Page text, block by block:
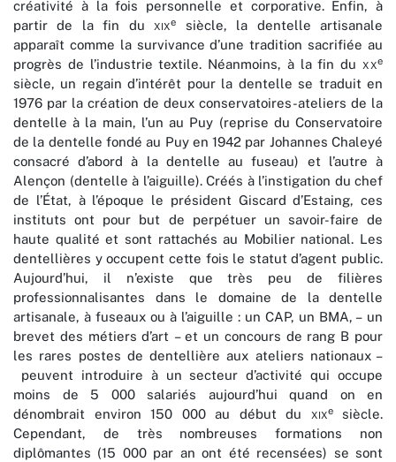
créativité à la fois personnelle et corporative. Enfin, à
partir de la fin duxixe
siècle, la dentelle artisanale
apparaît comme la survivance d’une tradition sacrifiée au
progrès de l’industrie textile. Néanmoins, à la fin du xxe
siècle, un regain d’intérêt pour la dentelle se traduit en
1976 par la création de deux conservatoires-ateliers de la
dentelle à la main, l’un au Puy (reprise du Conservatoire
de la dentelle fondé au Puy en 1942 par Johannes Chaleyé
consacré d’abord à la dentelle au fuseau) et l’autre à
Alençon (dentelle à l’aiguille). Créés à l’instigation du chef
de l’État, à l’époque le président Giscard d’Estaing, ces
instituts ont pour but de perpétuer un savoir-faire de
haute qualité et sont rattachés au Mobilier national. Les
dentellières y occupent cette fois le statut d’agent public.
Aujourd’hui, il n’existe que très peu de filières
professionnalisantes dans le domaine de la dentelle
artisanale, à fuseaux ou à l’aiguille : un CAP, un BMA, – un
brevet des métiers d’art – et un concours de rang B pour
les rares postes de dentellière aux ateliers nationaux –
peuvent introduire à un secteur d’activité qui occupe
moins de 5 000 salariés aujourd’hui quand on en
dénombrait environ 150 000 au début du xixesiècle.
Cependant, de très nombreuses formations non
diplômantes (15 000 par an ont été recensées) se sont